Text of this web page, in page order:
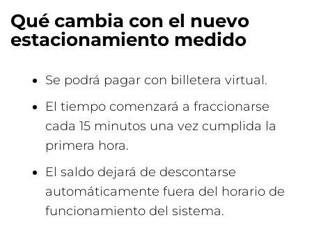
Qué cambia con el nuevo
estacionamiento medido
Se podrá pagar con billetera virtual.
El tiempo comenzará a fraccionarse
cada 15 minutos una vez cumplida la
primera hora.
El saldo dejará de descontarse
automáticamente fuera del horario de
funcionamiento del sistema.